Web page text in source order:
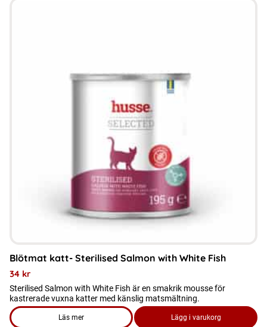
Blötmat katt- Sterilised Salmon with White Fish
34 kr
Sterilised Salmon with White Fish är en smakrik mousse för
kastrerade vuxna katter med känslig matsmältning.
Läs mer
om produkten Blötmat katt- Sterilised Salmon with White
Lägg i varukorg